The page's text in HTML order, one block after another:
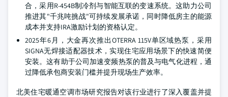
合，采用R-454B制冷剂与智能互联的变速系统。这助力公司
推进其"千兆吨挑战"可持续发展承诺，同时降低房主的能源
成本并支持IRA激励计划的资格认定。
2025年6月，大金再次推出OTERRA 115V单区域热泵，采用
SIGNA无焊接适配器技术，实现住宅应用场景下的快速简便
安装。这有助于公司加速变频热泵的普及与电气化进程，通
过降低承包商安装门槛并提升现场生产效率。
北美住宅暖通空调市场研究报告对该行业进行了深入覆盖并提